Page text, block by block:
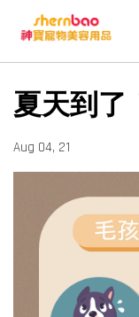
夏天到了
Aug 04, 21